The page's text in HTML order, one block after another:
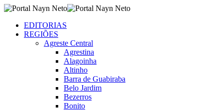
EDITORIAS
REGIÕES
Agreste Central
Agrestina
Alagoinha
Altinho
Barra de Guabiraba
Belo Jardim
Bezerros
Bonito